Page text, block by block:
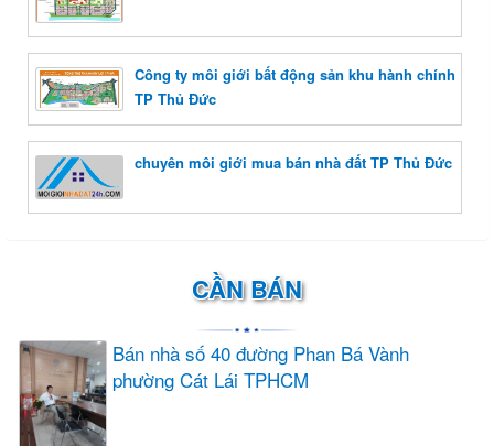
Công ty môi giới bất động sản khu hành chính
TP Thủ Đức
chuyên môi giới mua bán nhà đất TP Thủ Đức
CẦN BÁN
Bán nhà số 40 đường Phan Bá Vành
phường Cát Lái TPHCM